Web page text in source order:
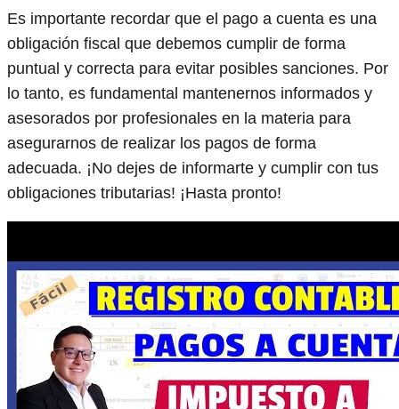
Es importante recordar que el pago a cuenta es una
obligación fiscal que debemos cumplir de forma
puntual y correcta para evitar posibles sanciones. Por
lo tanto, es fundamental mantenernos informados y
asesorados por profesionales en la materia para
asegurarnos de realizar los pagos de forma
adecuada. ¡No dejes de informarte y cumplir con tus
obligaciones tributarias! ¡Hasta pronto!